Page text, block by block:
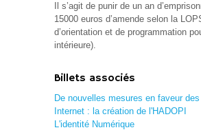
Il s’agit de punir de un an
15000 euros d’amende selon la
d’orientation et de programmation
intérieure).
Billets associés
De nouvelles mesures en faveur
Internet : la création de l'HADOPI
L'identité Numérique